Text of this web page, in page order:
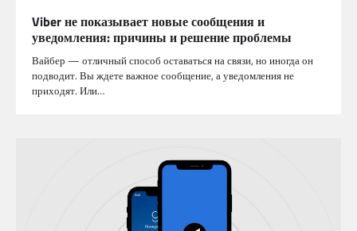
Viber не показывает новые сообщения и
уведомления: причины и решение проблемы
Вайбер — отличный способ оставаться на связи, но иногда он
подводит. Вы ждете важное сообщение, а уведомления не
приходят. Или…